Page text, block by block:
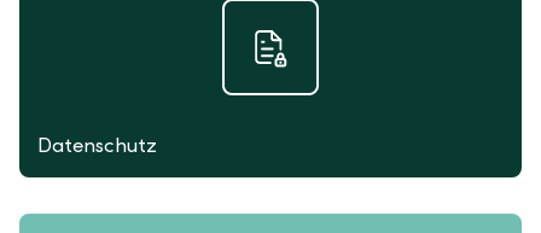
Datenschutz